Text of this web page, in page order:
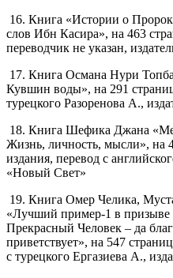
16. Книга «Истории о
слов Ибн Касира», на 463
переводчик не указан,
17. Книга Османа Нури
Кувшин воды», на 291
турецкого Разоренова А.,
18. Книга Шефика Джана
Жизнь, личность, мысли», на
издания, перевод с
«Новый Свет»
19. Книга Омер Челика,
«Лучший пример-1 в
Прекрасный Человек – да
приветствует», на 547
с турецкого Ергазиева А.,